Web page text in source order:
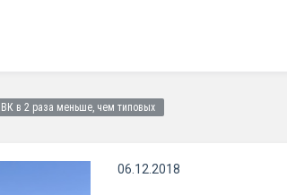
в 2 раза меньше, чем типовых
06.12.2018